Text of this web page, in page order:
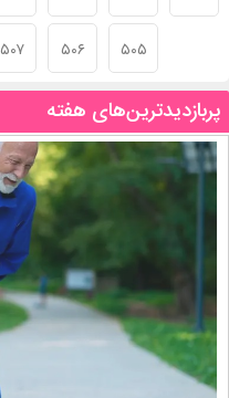
۵۰۵ ۵۰۶ ۵۰۷
پربازدیدترین‌های هفته